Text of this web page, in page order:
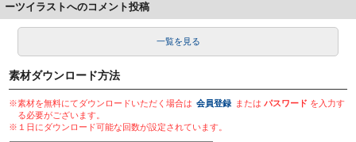
ーツイラストへのコメント投稿
一覧を見る
素材ダウンロード方法
※素材を無料にてダウンロードいただく場合は 会員登録 またはパスワード を入力す
る必要がございます。
※１日にダウンロード可能な回数が設定されています。